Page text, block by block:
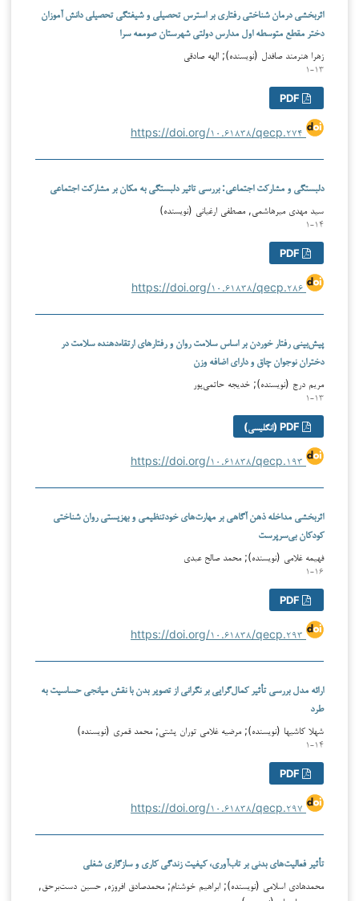
اثربخشی درمان شناختی رفتاری بر استرس تحصیلی و شیفتگی تحصیلی دانش آموزان
دختر مقطع متوسطه اول مدارس دولتی شهرستان صومعه سرا
زهرا هنرمند صافدل (نویسنده); الهه صادقی
۱-۱۳
https://doi.org/۱۰.۶۱۸۳۸/qecp.۲۷۴
دلبستگی و مشارکت اجتماعی: بررسی تاثیر دلبستگی به مکان بر مشارکت اجتماعی
سيد مهدی ميرهاشمی, مصطفي ارغياني (نویسنده)
۱-۱۴
https://doi.org/۱۰.۶۱۸۳۸/qecp.۲۸۶
پیش‌بینی رفتار خوردن بر اساس سلامت روان و رفتارهای ارتقاءدهنده سلامت در
دختران نوجوان چاق و دارای اضافه وزن
مریم درج (نویسنده); خدیجه حاتمی‌پور
۱-۱۳
https://doi.org/۱۰.۶۱۸۳۸/qecp.۱۹۳
اثربخشی مداخله ذهن آگاهی بر مهارت‌های خودتنظیمی و بهزیستی روان شناختی
کودکان بی‌سرپرست
فهیمه غلامی (نویسنده); محمد صالح عبدی
۱-۱۶
https://doi.org/۱۰.۶۱۸۳۸/qecp.۲۹۳
ارائه مدل بررسی تأثیر کمال‌گرایی بر نگرانی از تصویر بدن با نقش میانجی حساسیت به
طرد
شهلا کاشیها (نویسنده); مرضیه غلامی توران پشتی; محمد قمری (نویسنده)
۱-۱۴
https://doi.org/۱۰.۶۱۸۳۸/qecp.۲۹۷
تأثیر فعالیت‌های بدنی بر تاب‌آوری، کیفیت زندگی کاری و سازگاری شغلی
محمدهادی اسلامی (نویسنده); ابراهیم خوشنام; محمدصادق افروزه, حسین دست‌برحق,